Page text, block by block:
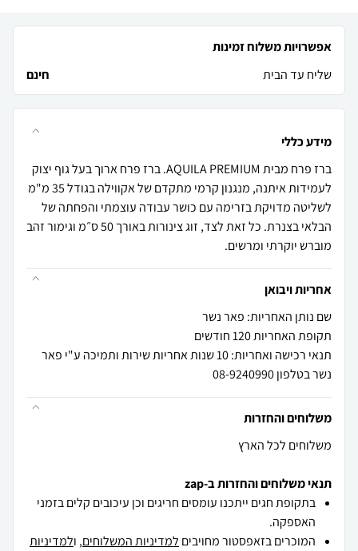
אפשרויות משלוח זמינות
שליח עד הבית
חינם
מידע כללי
ברז פרח מבית AQUILA PREMIUM. ברז פרח ארוך בעל גוף יצוק
לעמידות איתנה, מנגנון קרמי מתקדם של אקווילה בגודל 35 מ"מ
לשליטה מדויקת בזרימה עם כושר עבודה עוצמתי והפחתה של
הבלאי בצנרת. כל זאת לצד, זוג צינורות באורך 50 ס״מ וגימור זהב
מוברש יוקרתי ומרשים.
אחריות ויבואן
שם נותן האחריות: פאר נשר
תקופת האחריות 120 חודשים
תנאי רכישה ואחריות: 10 שנות אחריות שירות ותמיכה ע"י פאר
נשר בטלפון 08-9240990
משלוחים והחזרות
משלוחים לכל הארץ
תנאי משלוחים והחזרות ב-zap
בתקופת חגים ייתכנו עומסים חריגים וכן עיכובים קלים בזמני
האספקה.
המוכרים בזאפסטור מחויבים למדיניות המשלוחים, ולמדיניות